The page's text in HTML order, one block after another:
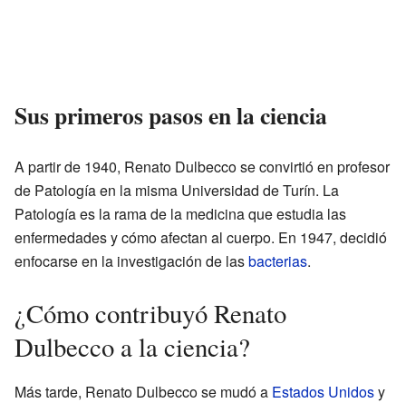
Sus primeros pasos en la ciencia
A partir de 1940, Renato Dulbecco se convirtió en profesor
de Patología en la misma Universidad de Turín. La
Patología es la rama de la medicina que estudia las
enfermedades y cómo afectan al cuerpo. En 1947, decidió
enfocarse en la investigación de lasbacterias.
¿Cómo contribuyó Renato
Dulbecco a la ciencia?
Más tarde, Renato Dulbecco se mudó a Estados Unidosy